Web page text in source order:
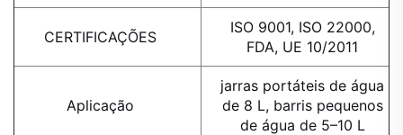
CERTIFICAÇÕES
ISO 9001, ISO 22000,
FDA, UE 10/2011
Aplicação
jarras portáteis de água
de 8 L, barris pequenos
de água de 5–10 L